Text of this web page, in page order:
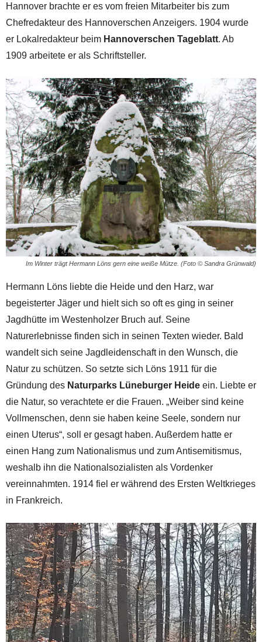
Hannover brachte er es vom freien Mitarbeiter bis zum
Chefredakteur des Hannoverschen Anzeigers. 1904 wurde
er Lokalredakteur beim Hannoverschen Tageblatt. Ab
1909 arbeitete er als Schriftsteller.
Im Winter trägt Hermann Löns gern eine weiße Mütze. (Foto © Sandra Grünwald)
Hermann Löns liebte die Heide und den Harz, war
begeisterter Jäger und hielt sich so oft es ging in seiner
Jagdhütte im Westenholzer Bruch auf. Seine
Naturerlebnisse finden sich in seinen Texten wieder. Bald
wandelt sich seine Jagdleidenschaft in den Wunsch, die
Natur zu schützen. So setzte sich Löns 1911 für die
Gründung des Naturparks Lüneburger Heide ein. Liebte er
die Natur, so verachtete er die Frauen. „Weiber sind keine
Vollmenschen, denn sie haben keine Seele, sondern nur
einen Uterus“, soll er gesagt haben. Außerdem hatte er
einen Hang zum Nationalismus und zum Antisemitismus,
weshalb ihn die Nationalsozialisten als Vordenker
vereinnahmten. 1914 fiel er während des Ersten Weltkrieges
in Frankreich.